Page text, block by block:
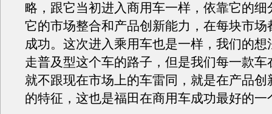
略，跟它当初进入商用车一样，依靠它的细
它的市场整合和产品创新能力，在每块市场
成功。这次进入乘用车也是一样，我们的想
走普及型这个车的路子，但是我们每一款车
就不跟现在市场上的车雷同，就是在产品创
的特征，这也是福田在商用车成功最好的一